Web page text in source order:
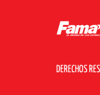
DERECHOS